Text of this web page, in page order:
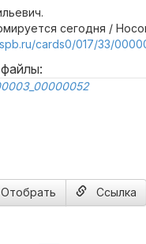
сегодня /
cards0/017/33/
Отобрать Ссылка